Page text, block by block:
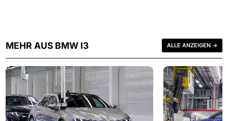
MEHR AUS BMW I3 ALLE ANZEIGEN →